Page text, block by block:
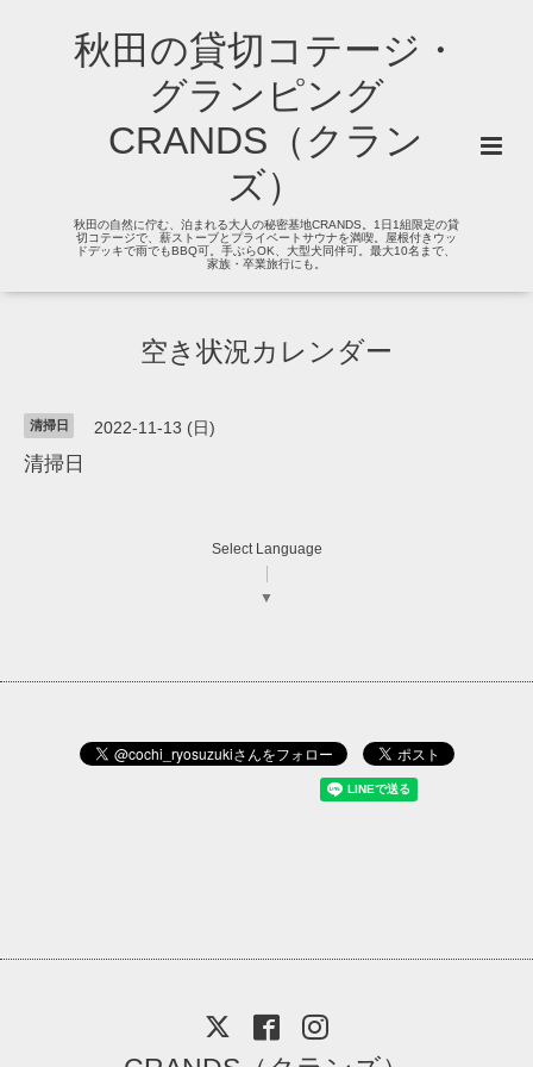
秋田の貸切コテージ・
グランピング
CRANDS（クラン
ズ）
秋田の自然に佇む、泊まれる大人の秘密基地CRANDS。1日1組限定の貸
切コテージで、薪ストーブとプライベートサウナを満喫。屋根付きウッ
ドデッキで雨でもBBQ可。手ぶらOK、大型犬同伴可。最大10名まで、
家族・卒業旅行にも。
空き状況カレンダー
清掃日 2022-11-13 (日)
清掃日
Select Language
▼